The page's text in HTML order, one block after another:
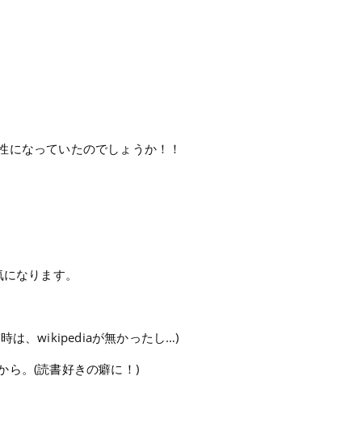
なっていたのでしょうか！！
なります。
は、wikipediaが無かったし…)
ら。(読書好きの癖に！)